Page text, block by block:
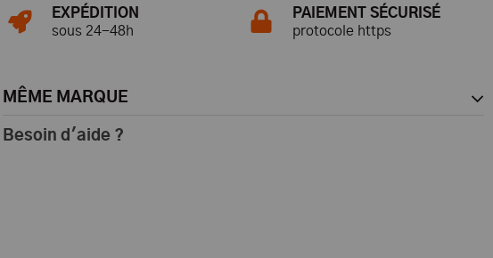
EXPÉDITION
sous 24-48h
PAIEMENT SÉCURISÉ
protocole https
MÊME MARQUE
Besoin d'aide ?